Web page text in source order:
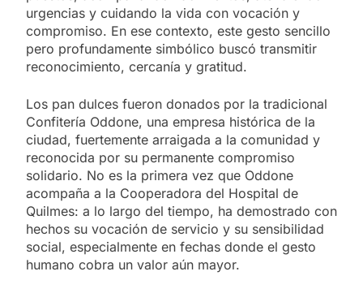
urgencias y cuidando la vida con vocación y
compromiso. En ese contexto, este gesto sencillo
pero profundamente simbólico buscó transmitir
reconocimiento, cercanía y gratitud.
Los pan dulces fueron donados por la tradicional
Confitería Oddone, una empresa histórica de la
ciudad, fuertemente arraigada a la comunidad y
reconocida por su permanente compromiso
solidario. No es la primera vez que Oddone
acompaña a la Cooperadora del Hospital de
Quilmes: a lo largo del tiempo, ha demostrado con
hechos su vocación de servicio y su sensibilidad
social, especialmente en fechas donde el gesto
humano cobra un valor aún mayor.